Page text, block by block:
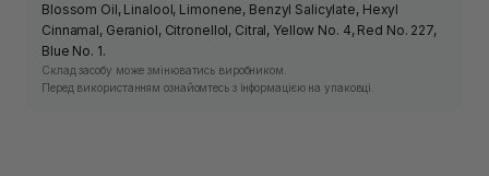
Blossom Oil, Linalool, Limonene, Benzyl Salicylate, Hexyl
Cinnamal, Geraniol, Citronellol, Citral, Yellow No. 4, Red No. 227,
Blue No. 1.
Склад засобу може змінюватись виробником.
Перед використанням ознайомтесь з інформацією на упаковці.